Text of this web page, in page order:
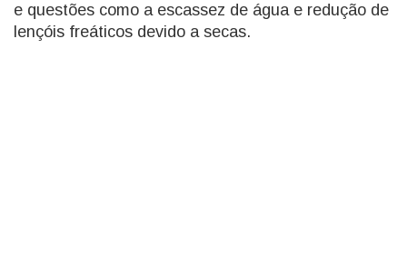
e questões como a escassez de água e redução de
lençóis freáticos devido a secas.